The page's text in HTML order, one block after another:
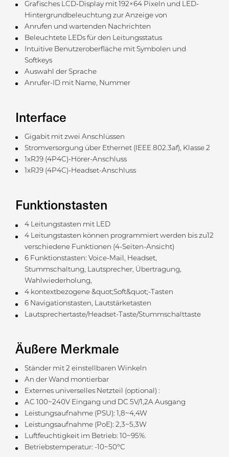
Grafisches LCD-Display mit 192×64 Pixeln und LED-
Hintergrundbeleuchtung zur Anzeige von
Anrufen und wartenden Nachrichten
Beleuchtete LEDs für den Leitungsstatus
Intuitive Benutzeroberfläche mit Symbolen und
Softkeys
Auswahl der Sprache
Anrufer-ID mit Name, Nummer
Interface
Gigabit mit zwei Anschlüssen
Stromversorgung über Ethernet (IEEE 802.3af), Klasse 2
1xRJ9 (4P4C)-Hörer-Anschluss
1xRJ9 (4P4C)-Headset-Anschluss
Funktionstasten
4 Leitungstasten mit LED
4 Leitungstasten können programmiert werden bis zu12
verschiedene Funktionen (4-Seiten-Ansicht)
6 Funktionstasten: Voice-Mail, Headset,
Stummschaltung, Lautsprecher, Übertragung,
Wahlwiederholung,
4 kontextbezogene &quot;Soft&quot;-Tasten
6 Navigationstasten, Lautstärketasten
Lautsprechertaste/Headset-Taste/Stummschalttaste
Äußere Merkmale
Ständer mit 2 einstellbaren Winkeln
An der Wand montierbar
Externes universelles Netzteil (optional) :
AC 100~240V Eingang und DC 5V/1,2A Ausgang
Leistungsaufnahme (PSU): 1,8~4,4W
Leistungsaufnahme (PoE): 2,3~5,3W
Luftfeuchtigkeit im Betrieb: 10~95%.
Betriebstemperatur: -10~50°C